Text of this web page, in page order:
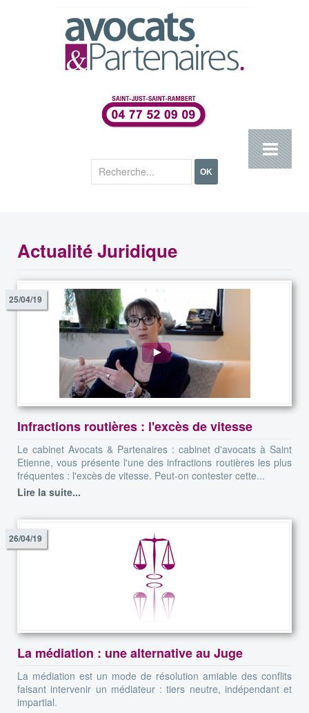
OK
Actualité Juridique
25/04/19
Infractions routières : l'excès de vitesse
Le cabinet Avocats & Partenaires : cabinet d'avocats à Saint
Etienne, vous présente l'une des infractions routières les plus
fréquentes : l'excès de vitesse. Peut-on contester cette...
Lire la suite...
26/04/19
La médiation : une alternative au Juge
La médiation est un mode de résolution amiable des conflits
faisant intervenir un médiateur : tiers neutre, indépendant et
impartial.